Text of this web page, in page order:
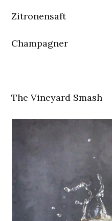
Zitronensaft
Champagner
The Vineyard Smash